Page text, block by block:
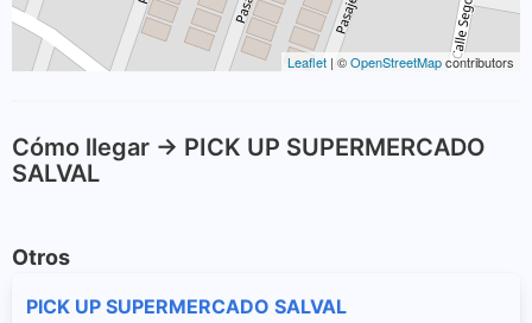
Leaflet | ©OpenStreetMapcontributors
Cómo llegar -> PICK UP SUPERMERCADO
SALVAL
Otros
PICK UP SUPERMERCADO SALVAL